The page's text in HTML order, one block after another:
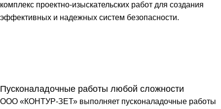
комплекс проектно-изыскательских работ для создания
эффективных и надежных систем безопасности.
Пусконаладочные работы любой сложности
ООО «КОНТУР-ЗЕТ» выполняет пусконаладочные работы